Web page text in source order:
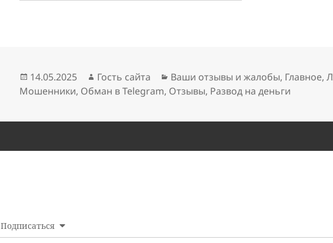
Опубликовано
14.05.2025 Автор
Гость сайта Рубрики
Ваши отзывы и жалобы, Главное,
Мошенники, Обман в Telegram, Отзывы, Развод на деньги
Подписаться